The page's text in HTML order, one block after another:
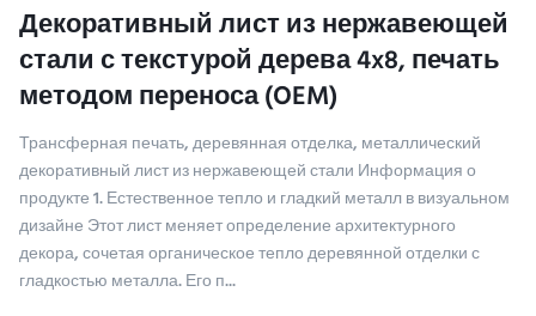
Декоративный лист из нержавеющей
стали с текстурой дерева 4x8, печать
методом переноса (OEM)
Трансферная печать, деревянная отделка, металлический
декоративный лист из нержавеющей стали Информация о
продукте 1. Естественное тепло и гладкий металл в визуальном
дизайне Этот лист меняет определение архитектурного
декора, сочетая органическое тепло деревянной отделки с
гладкостью металла. Его п...